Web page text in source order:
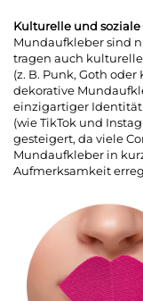
Kulturelle und
Mundaufkleber sind
tragen auch
(z. B. Punk, Goth
dekorative
einzigartiger
(wie TikTok und
gesteigert, da viele
Mundaufkleber in
Aufmerksamkeit